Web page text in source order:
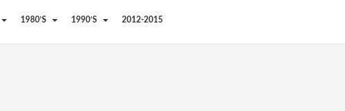
1980’S 1990’S 2012-2015